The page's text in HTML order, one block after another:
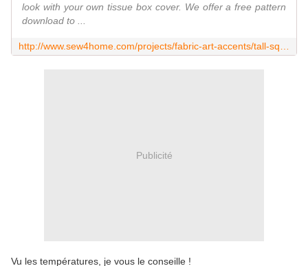
look with your own tissue box cover. We offer a free pattern
download to ...
Publicité
Vu les températures, je vous le conseille !